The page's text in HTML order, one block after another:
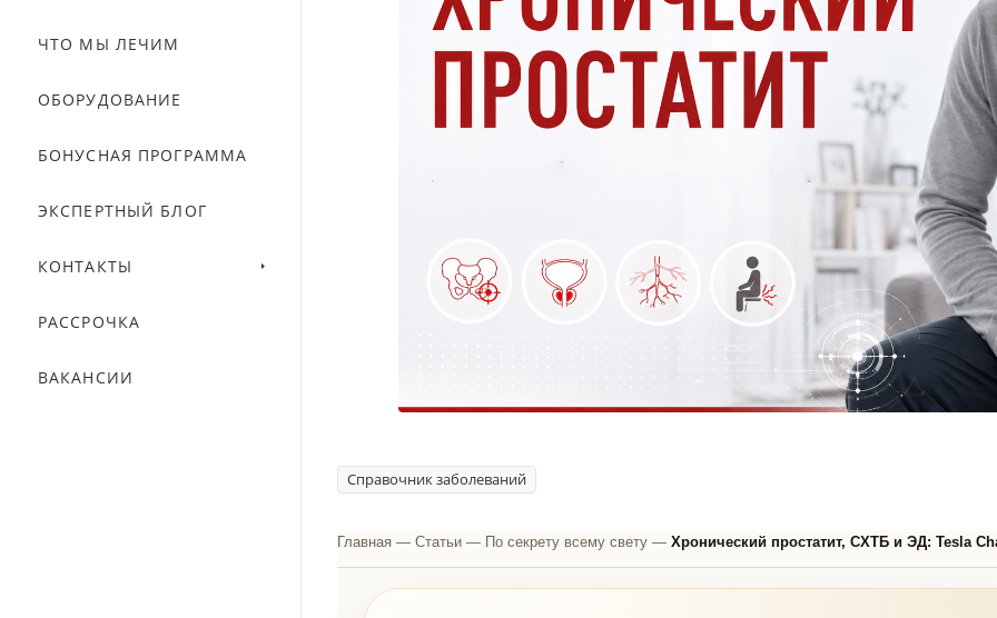
ЧТО МЫ ЛЕЧИМ
ОБОРУДОВАНИЕ
БОНУСНАЯ ПРОГРАММА
ЭКСПЕРТНЫЙ БЛОГ
КОНТАКТЫ
РАССРОЧКА
ВАКАНСИИ
Справочник заболеваний
Главная — Статьи — По секрету всему свету — Хронический простатит, СХТБ и ЭД: Tesla